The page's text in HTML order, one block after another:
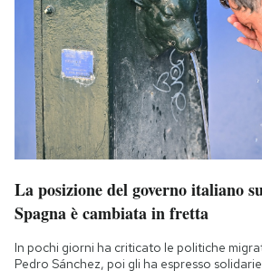
La posizione del governo italiano
Spagna è cambiata in fretta
In pochi giorni ha criticato le politiche
Pedro Sánchez, poi gli ha espresso